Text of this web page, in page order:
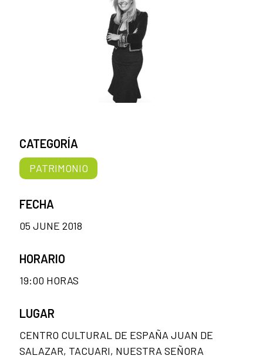
CATEGORÍA
PATRIMONIO
FECHA
05 JUNE 2018
HORARIO
19:00 HORAS
LUGAR
CENTRO CULTURAL DE ESPAÑA JUAN DE
SALAZAR, TACUARI, NUESTRA SEÑORA